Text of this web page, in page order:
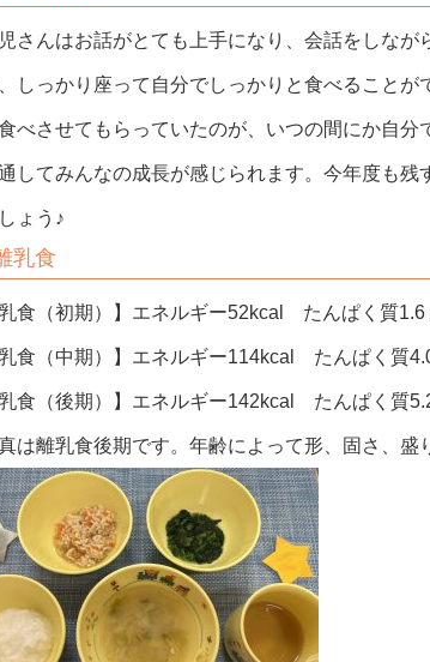
さんはお話がとても上手になり、会話をしな
しっかり座って自分でしっかりと食べること
べさせてもらっていたのが、いつの間にか自分
してみんなの成長が感じられます。今年度も
ょう♪
乳食
乳食（初期）】エネルギー52kcal たんぱく質
乳食（中期）】エネルギー114kcal たんぱく質
乳食（後期）】エネルギー142kcal たんぱく質
真は離乳食後期です。年齢によって形、固さ、盛